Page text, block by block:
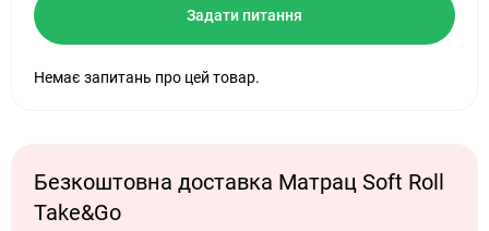
Задати питання
Немає запитань про цей товар.
Безкоштовна доставка Матрац Soft Roll
Take&Go